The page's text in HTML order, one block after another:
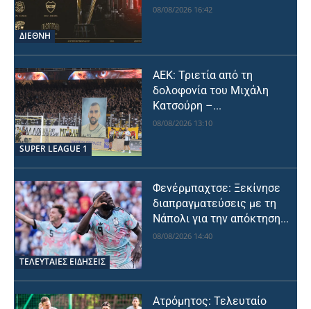
ΔΙΕΘΝΗ
08/08/2026 16:42
SUPER LEAGUE 1
ΑΕΚ: Τριετία από τη
δολοφονία του Μιχάλη
Κατσούρη –...
08/08/2026 13:10
ΤΕΛΕΥΤΑΙΕΣ ΕΙΔΗΣΕΙΣ
Φενέρμπαχτσε: Ξεκίνησε
διαπραγματεύσεις με τη
Νάπολι για την απόκτηση...
08/08/2026 14:40
Ατρόμητος: Τελευταίο